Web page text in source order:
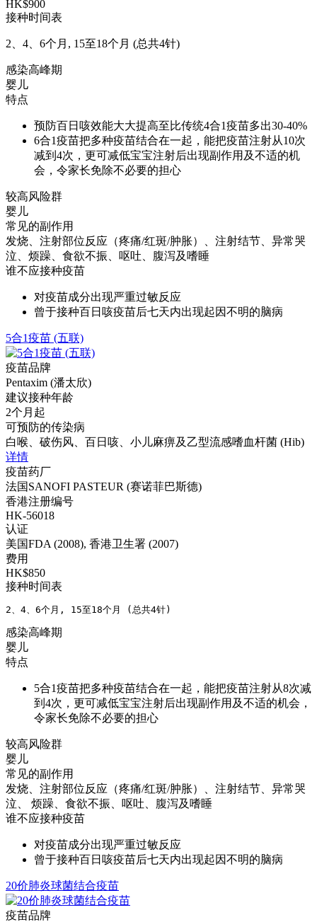
HK$900
接种时间表
2、4、6个月, 15至18个月 (总共4针)
感染高峰期
婴儿
特点
预防百日咳效能大大提高至比传统4合1疫苗多出30-40%
6合1疫苗把多种疫苗结合在一起，能把疫苗注射从10次
减到4次，更可减低宝宝注射后出现副作用及不适的机
会，令家长免除不必要的担心
较高风险群
婴儿
常见的副作用
发烧、注射部位反应（疼痛/红斑/肿胀）、注射结节、异常哭
泣、烦躁、食欲不振、呕吐、腹泻及嗜睡
谁不应接种疫苗
对疫苗成分出现严重过敏反应
曾于接种百日咳疫苗后七天内出现起因不明的脑病
5合1疫苗 (五联)
疫苗品牌
Pentaxim (潘太欣)
建议接种年龄
2个月起
可预防的传染病
白喉、破伤风、百日咳、小儿麻痹及乙型流感嗜血杆菌 (Hib)
详情
疫苗药厂
法国SANOFI PASTEUR (赛诺菲巴斯德)
香港注册编号
HK-56018
认证
美国FDA (2008), 香港卫生署 (2007)
费用
HK$850
接种时间表
2、4、6个月, 15至18个月 (总共4针)
感染高峰期
婴儿
特点
5合1疫苗把多种疫苗结合在一起，能把疫苗注射从8次减
到4次，更可减低宝宝注射后出现副作用及不适的机会，
令家长免除不必要的担心
较高风险群
婴儿
常见的副作用
发烧、注射部位反应（疼痛/红斑/肿胀）、注射结节、异常哭
泣、 烦躁、食欲不振、呕吐、腹泻及嗜睡
谁不应接种疫苗
对疫苗成分出现严重过敏反应
曾于接种百日咳疫苗后七天内出现起因不明的脑病
20价肺炎球菌结合疫苗
疫苗品牌